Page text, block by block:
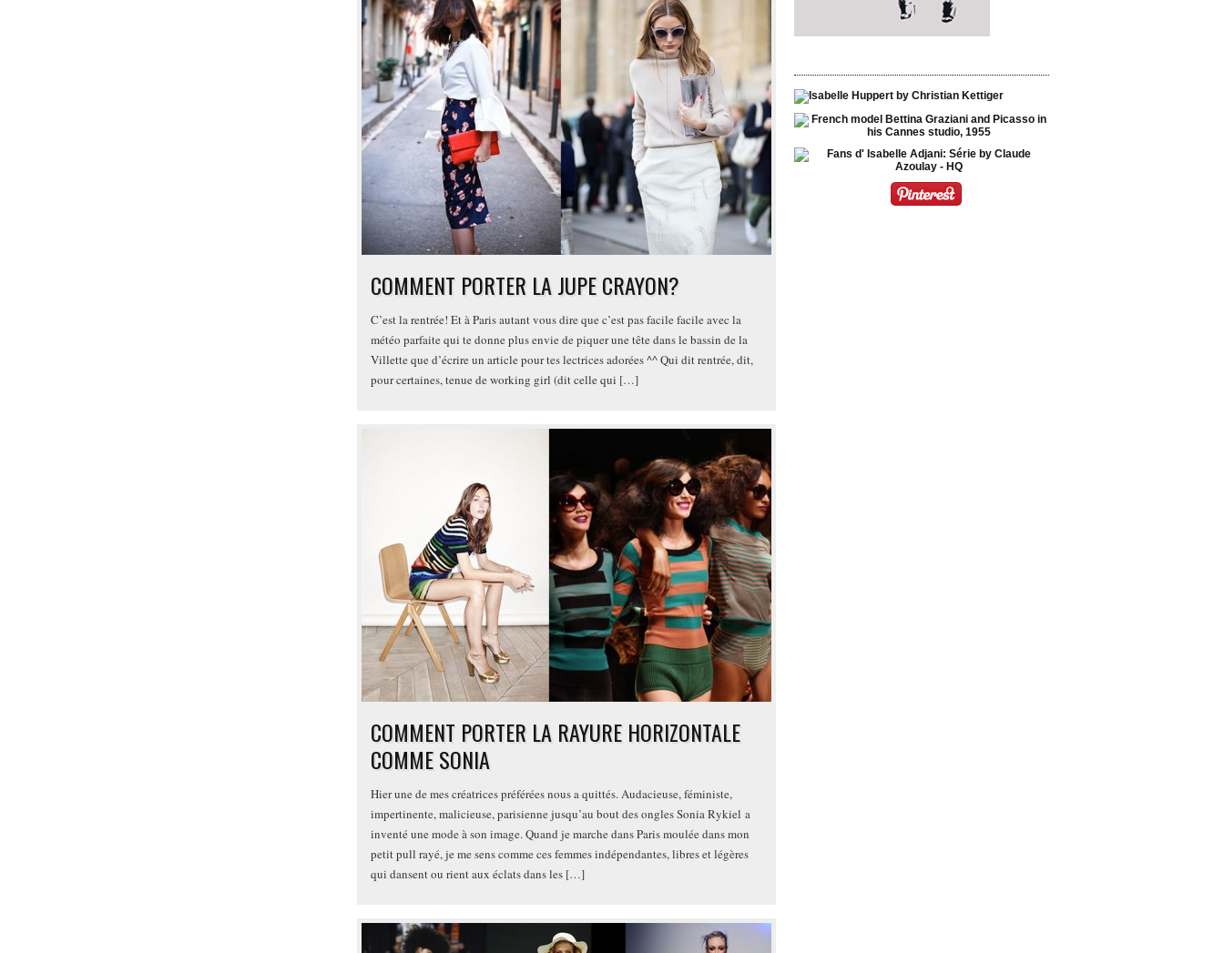
COMMENT PORTER LA JUPE CRAYON?
C’est la rentrée! Et à Paris autant vous dire que c’est pas facile facile avec la
météo parfaite qui te donne plus envie de piquer une tête dans le bassin de la
Villette que d’écrire un article pour tes lectrices adorées ^^ Qui dit rentrée, dit,
pour certaines, tenue de working girl (dit celle qui […]
COMMENT PORTER LA RAYURE HORIZONTALE
COMME SONIA
Hier une de mes créatrices préférées nous a quittés. Audacieuse, féministe,
impertinente, malicieuse, parisienne jusqu’au bout des ongles Sonia Rykiel a
inventé une mode à son image. Quand je marche dans Paris moulée dans mon
petit pull rayé, je me sens comme ces femmes indépendantes, libres et légères
qui dansent ou rient aux éclats dans les […]